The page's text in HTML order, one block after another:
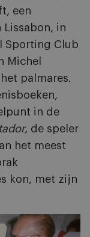
een
Lissabon, in
Sporting Club
Michel
palmares.
in de
, de speler
het meest
kon, met zijn